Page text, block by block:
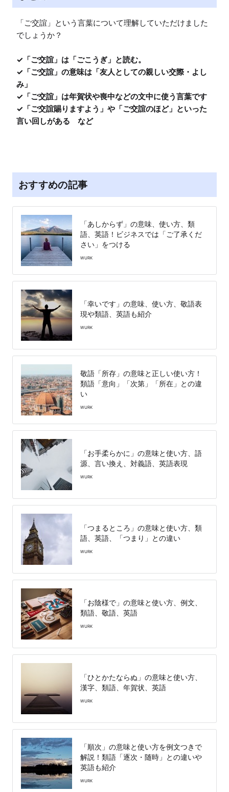
「ご交誼」という言葉について理解していただけました
でしょうか？
✓「ご交誼」は「ごこうぎ」と読む。
✓「ご交誼」の意味は「友人としての親しい交際・よし
み」
✓「ご交誼」は年賀状や喪中などの文中に使う言葉です
✓「ご交誼賜りますよう」や「ご交誼のほど」といった
言い回しがある　など
おすすめの記事
「あしからず」の意味、使い方、類
語、英語！ビジネスでは「ご了承くだ
さい」をつける
WURK
「幸いです」の意味、使い方、敬語表
現や類語、英語も紹介
WURK
敬語「所存」の意味と正しい使い方！
類語「意向」「次第」「所在」との違
い
WURK
「お手柔らかに」の意味と使い方、語
源、言い換え、対義語、英語表現
WURK
「つまるところ」の意味と使い方、類
語、英語、「つまり」との違い
WURK
「お陰様で」の意味と使い方、例文、
類語、敬語、英語
WURK
「ひとかたならぬ」の意味と使い方、
漢字、類語、年賀状、英語
WURK
「順次」の意味と使い方を例文つきで
解説！類語「逐次・随時」との違いや
英語も紹介
WURK